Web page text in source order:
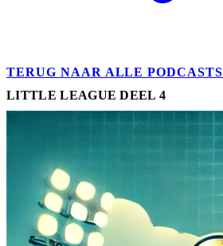
TERUG NAAR ALLE PODCASTS
LITTLE LEAGUE DEEL 4